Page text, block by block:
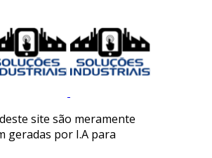
site são meramente
geradas por I.A para